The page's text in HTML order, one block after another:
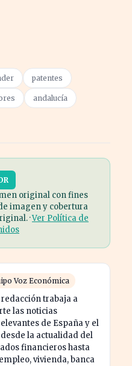
patentes
andalucía
original con fines
imagen y cobertura
·Ver Política de
Voz Económica
trabaja a
las noticias
de España y el
la actualidad del
financieros hasta
vivienda, banca